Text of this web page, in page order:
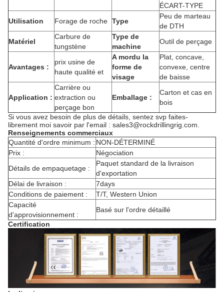
ÉCART-TYPE
Utilisation
Forage de roche Type
Peu de marteau
de DTH
Matériel
Carbure de
tungstène
Type de
machine
Outil de perçage
Avantages :
prix usine de
haute qualité et
A mordu la
forme de
visage
Plat, concave,
convexe, centre
de baisse
Application :
Carrière ou
extraction ou
perçage bon
Emballage :
Carton et cas en
bois
Si vous avez besoin de plus de détails, sentez svp faites-
librement moi savoir par l'email : sales3@rockdrillingrig.com.
Renseignements commerciaux
Quantité d'ordre minimum : NON-DÉTERMINÉ
Prix :
Négociation
Détails de empaquetage :
Paquet standard de la livraison
d'exportation
Délai de livraison :
7days
Conditions de paiement :
T/T, Western Union
Capacité
d'approvisionnement :
Basé sur l'ordre détaillé
Certification